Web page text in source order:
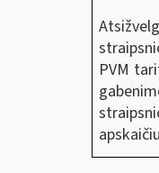
PVM